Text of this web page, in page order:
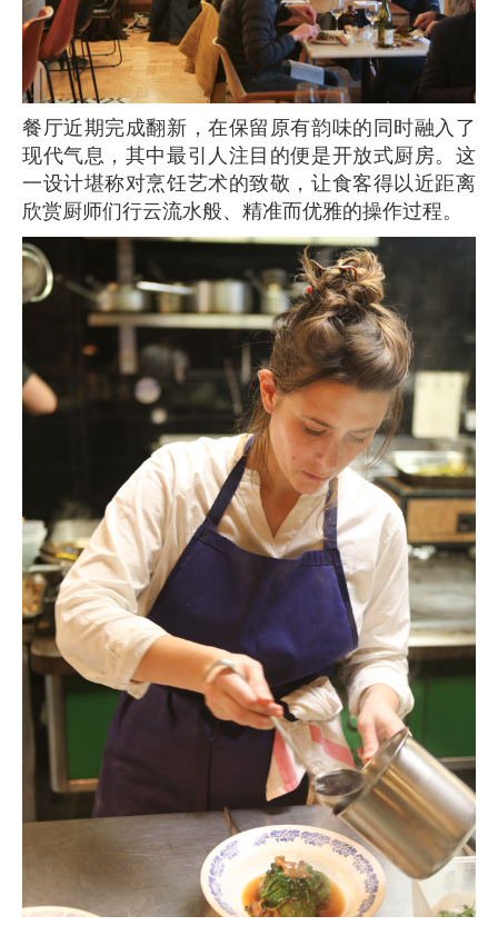
餐厅近期完成翻新，在保留原有韵味的同时融入了
现代气息，其中最引人注目的便是开放式厨房。这
一设计堪称对烹饪艺术的致敬，让食客得以近距离
欣赏厨师们行云流水般、精准而优雅的操作过程。